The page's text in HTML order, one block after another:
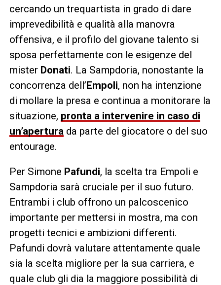
cercando un trequartista in grado di dare
imprevedibilità e qualità alla manovra
offensiva, e il profilo del giovane talento si
sposa perfettamente con le esigenze del
mister Donati. La Sampdoria, nonostante la
concorrenza dell’Empoli, non ha intenzione
di mollare la presa e continua a monitorare la
situazione, pronta a intervenire in caso di
un’aperturada parte del giocatore o del suo
entourage.
Per Simone Pafundi, la scelta tra Empoli e
Sampdoria sarà cruciale per il suo futuro.
Entrambi i club offrono un palcoscenico
importante per mettersi in mostra, ma con
progetti tecnici e ambizioni differenti.
Pafundi dovrà valutare attentamente quale
sia la scelta migliore per la sua carriera, e
quale club gli dia la maggiore possibilità di